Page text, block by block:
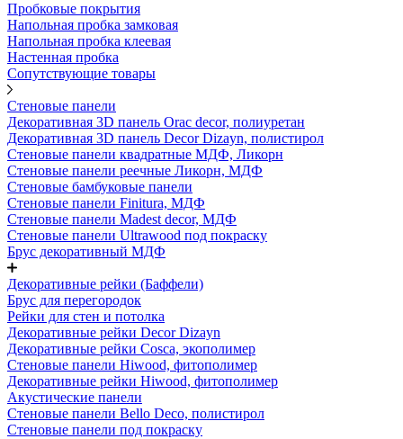
Пробковые покрытия
Напольная пробка замковая
Напольная пробка клеевая
Настенная пробка
Сопутствующие товары
Стеновые панели
Декоративная 3D панель Orac decor, полиуретан
Декоративная 3D панель Decor Dizayn, полистирол
Стеновые панели квадратные МДФ, Ликорн
Стеновые панели реечные Ликорн, МДФ
Стеновые бамбуковые панели
Стеновые панели Finitura, МДФ
Стеновые панели Madest decor, МДФ
Стеновые панели Ultrawood под покраску
Брус декоративный МДФ
Декоративные рейки (Баффели)
Брус для перегородок
Рейки для стен и потолка
Декоративные рейки Decor Dizayn
Декоративные рейки Cosca, экополимер
Стеновые панели Hiwood, фитополимер
Декоративные рейки Hiwood, фитополимер
Акустические панели
Стеновые панели Bello Deco, полистирол
Стеновые панели под покраску